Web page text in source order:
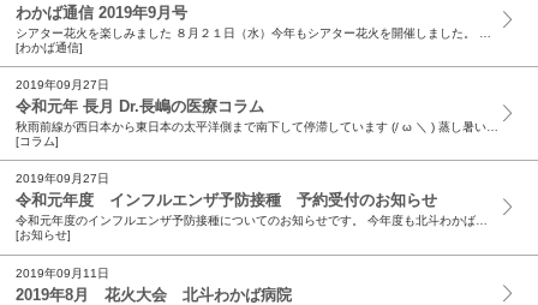
わかば通信 2019年9月号
[わかば通信]
2019年09月27日
令和元年 長月 Dr.長嶋の医療コラム
秋雨前線が西日本から東日本の太平洋側まで南下して停滞しています (/ ω ＼ ) 蒸し暑い日が続きますが、皆様如何お過ごしでしょうか ?! 何とか夏を乗り切ることは出来ましたか (...
[コラム]
2019年09月27日
令和元年度 インフルエンザ予防接種 予約受付のお知らせ
令和元年度のインフルエンザ予防接種についてのお知らせです。 今年度も北斗わかば病院ではインフルエンザの予防接種をいたします。 予約受付：令和元年１０月０１日（火）〜 実施開始日：令和元年１０月...
[お知らせ]
2019年09月11日
2019年8月 花火大会 北斗わかば病院